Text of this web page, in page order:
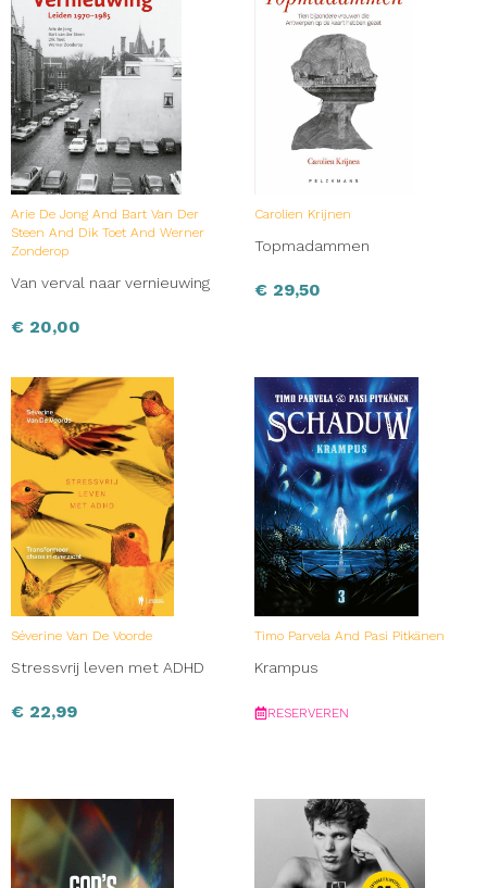
Arie De Jong And Bart Van Der
Steen And Dik Toet And Werner
Zonderop
Van verval naar vernieuwing
€ 20,00
Carolien Krijnen
Topmadammen
€ 29,50
Séverine Van De Voorde
Stressvrij leven met ADHD
€ 22,99
Timo Parvela And Pasi Pitkänen
Krampus
RESERVEREN